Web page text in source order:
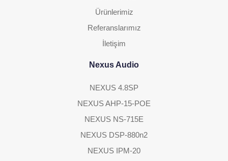
Ürünlerimiz
Referanslarımız
İletişim
Nexus Audio
NEXUS 4.8SP
NEXUS AHP-15-POE
NEXUS NS-715E
NEXUS DSP-880n2
NEXUS IPM-20